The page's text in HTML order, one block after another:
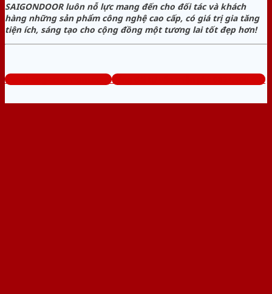
SAIGONDOOR luôn nỗ lực mang đến cho đối tác và khách
hàng những sản phẩm công nghệ cao cấp, có giá trị gia tăng
tiện ích, sáng tạo cho cộng đồng một tương lai tốt đẹp hơn!
www.baogiacuanhom.com Tổng đài tư vấn miễn phí: 0824.400.400